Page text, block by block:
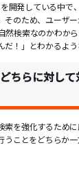
開発している中で
そのため、ユーザ
然検索なのかわか
！」とわかるよう
ちらに対し
索を強化するため
うことをどちらか